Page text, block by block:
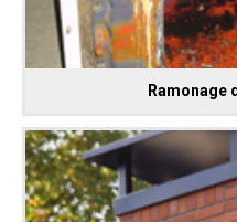
Ramonage